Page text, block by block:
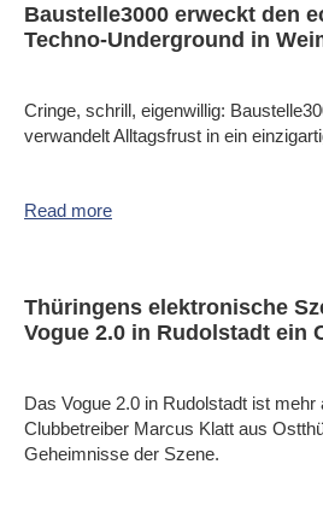
Baustelle3000 erweckt den
Techno-Underground in
Cringe, schrill, eigenwillig:
verwandelt Alltagsfrust in ein
Read more
Thüringens elektronische
Vogue 2.0 in Rudolstadt ein
Das Vogue 2.0 in Rudolstadt ist mehr
Clubbetreiber Marcus Klatt aus
Geheimnisse der Szene.